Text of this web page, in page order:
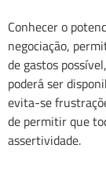
Conhecer o
negociação,
de gastos
poderá ser
evita-se
de permitir que
assertividade.